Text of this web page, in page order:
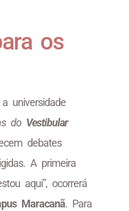
os
universidade
do Vestibular
debates
A primeira
aqui”, ocorrerá
Maracanã. Para